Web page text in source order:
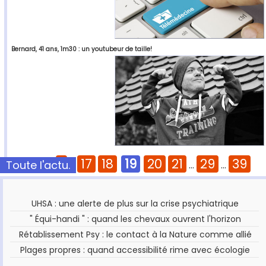
Bernard, 41 ans, 1m30 : un youtubeur de taille!
Pages : 1 ... 17 18 19 20 21 ... 29 ... 39
Toute l'actu.
UHSA : une alerte de plus sur la crise psychiatrique
" Équi-handi " : quand les chevaux ouvrent l'horizon
Rétablissement Psy : le contact à la Nature comme allié
Plages propres : quand accessibilité rime avec écologie